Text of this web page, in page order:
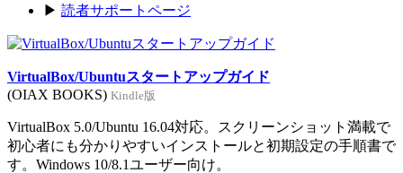
▶ 読者サポートページ
VirtualBox/Ubuntuスタートアップガイド
(OIAX BOOKS) Kindle版
VirtualBox 5.0/Ubuntu 16.04対応。スクリーンショット満載で
初心者にも分かりやすいインストールと初期設定の手順書で
す。Windows 10/8.1ユーザー向け。